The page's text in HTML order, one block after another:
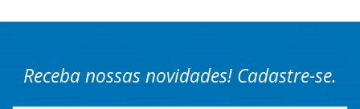
Receba nossas novidades! Cadastre-se.